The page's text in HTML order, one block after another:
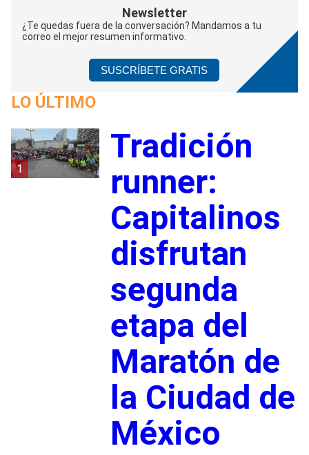
Newsletter
¿Te quedas fuera de la conversación? Mandamos a tu
correo el mejor resumen informativo.
SUSCRÍBETE GRATIS
LO ÚLTIMO
1
Tradición
runner:
Capitalinos
disfrutan
segunda
etapa del
Maratón de
la Ciudad de
México